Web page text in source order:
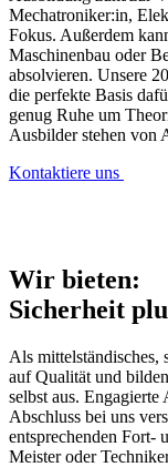
Mechatroniker:in,
Fokus. Außerdem
Maschinenbau oder
absolvieren. Unsere
die perfekte Basis
genug Ruhe um
Ausbilder stehen von
Kontaktiere uns
Wir bieten:
Sicherheit
Als mittelständisches,
auf Qualität und
selbst aus.
Abschluss bei uns
entsprechenden Fort-
Meister oder